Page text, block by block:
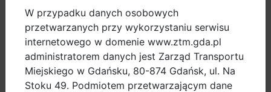
Szczegółowe informacje na temat projektu NEDAM są
dostępne na stronie internetowej:
NEDAM - EIT Urban Mobility
Zachęcamy do wypełnienia ankiety
W przypadku danych osobowych
przetwarzanych przy wykorzystaniu serwisu
internetowego w domenie www.ztm.gda.pl
administratorem danych jest Zarząd Transportu
Miejskiego w Gdańsku, 80-874 Gdańsk, ul. Na
Stoku 49. Podmiotem przetwarzającym dane